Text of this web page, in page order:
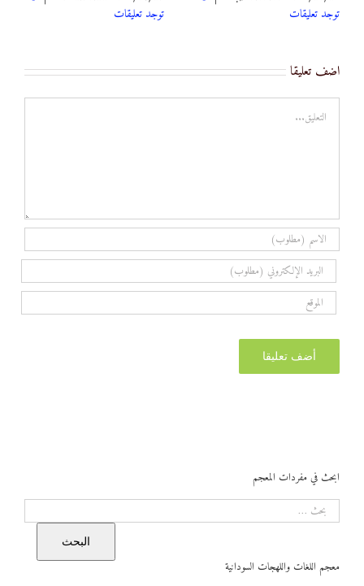
توجد تعليقات
توجد تعليقات
اضف تعليقا
تعليق
ابحث في مفردات المعجم
البحث
البحث
معجم اللغات واللهجات السودانية